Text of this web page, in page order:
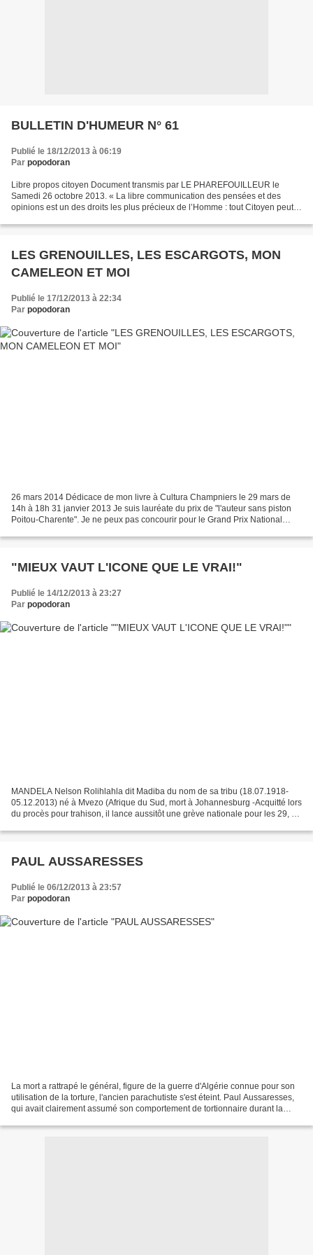
BULLETIN D'HUMEUR N° 61
Publié le 18/12/2013 à 06:19
Par popodoran
Libre propos citoyen Document transmis par LE PHAREFOUILLEUR le
Samedi 26 octobre 2013. « La libre communication des pensées et des
opinions est un des droits les plus précieux de l’Homme : tout Citoyen peut
LES GRENOUILLES, LES ESCARGOTS, MON
CAMELEON ET MOI
Publié le 17/12/2013 à 22:34
Par popodoran
26 mars 2014 Dédicace de mon livre à Cultura Champniers le 29 mars de
14h à 18h 31 janvier 2013 Je suis lauréate du prix de "l'auteur sans piston
Poitou-Charente". Je ne peux pas concourir pour le Grand Prix National
"MIEUX VAUT L'ICONE QUE LE VRAI!"
Publié le 14/12/2013 à 23:27
Par popodoran
MANDELA Nelson Rolihlahla dit Madiba du nom de sa tribu (18.07.1918-
05.12.2013) né à Mvezo (Afrique du Sud, mort à Johannesburg -Acquitté lors
du procès pour trahison, il lance aussitôt une grève nationale pour les 29, 30
PAUL AUSSARESSES
Publié le 06/12/2013 à 23:57
Par popodoran
La mort a rattrapé le général, figure de la guerre d'Algérie connue pour son
utilisation de la torture, l'ancien parachutiste s'est éteint. Paul Aussaresses,
qui avait clairement assumé son comportement de tortionnaire durant la